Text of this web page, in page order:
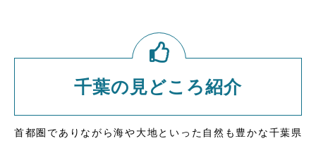
千葉の見どころ紹介
首都圏でありながら海や大地といった自然も豊かな千葉県